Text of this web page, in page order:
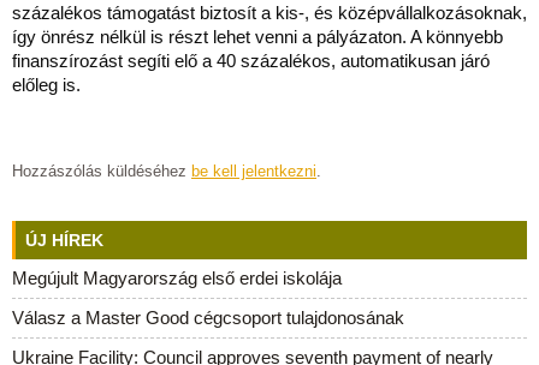
százalékos támogatást biztosít a kis-, és középvállalkozásoknak,
így önrész nélkül is részt lehet venni a pályázaton. A könnyebb
finanszírozást segíti elő a 40 százalékos, automatikusan járó
előleg is.
Hozzászólás küldéséhez be kell jelentkezni.
ÚJ HÍREK
Megújult Magyarország első erdei iskolája
Válasz a Master Good cégcsoport tulajdonosának
Ukraine Facility: Council approves seventh payment of nearly